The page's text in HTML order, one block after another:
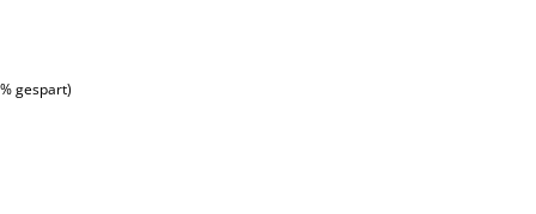
gespart)